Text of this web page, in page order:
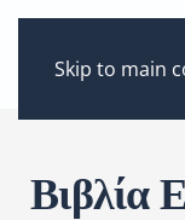
Skip to main
Βιβλία